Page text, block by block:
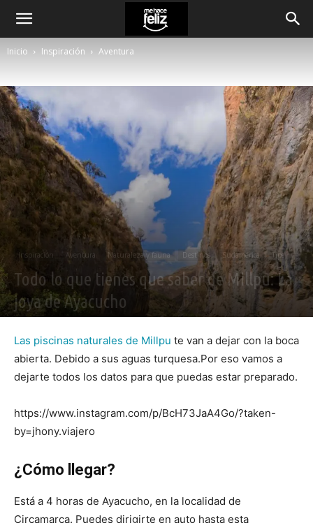
Inicio Inspiración Aventura
Inspiración Aventura Naturaleza y fauna Destinos Sudamérica Tips
Todo lo que tienes que saber de Millpu: La
joya de Ayacucho
Las piscinas naturales de Millpu te van a dejar con la boca
abierta. Debido a sus aguas turquesa.Por eso vamos a
dejarte todos los datos para que puedas estar preparado.
https://www.instagram.com/p/BcH73JaA4Go/?taken-
by=jhony.viajero
¿Cómo llegar?
Está a 4 horas de Ayacucho, en la localidad de
Circamarca. Puedes dirigirte en auto hasta esta